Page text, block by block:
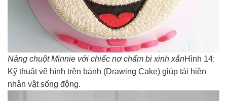
Nàng chuột Minnie với chiếc nơ chấm bi xinh xắnHình 14:
Kỹ thuật vẽ hình trên bánh (Drawing Cake) giúp tái hiện
nhân vật sống động.